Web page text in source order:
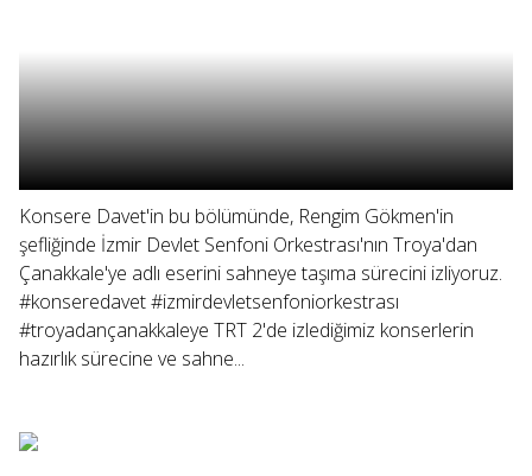
Konsere Davet'in bu bölümünde, Rengim Gökmen'in
şefliğinde İzmir Devlet Senfoni Orkestrası'nın Troya'dan
Çanakkale'ye adlı eserini sahneye taşıma sürecini izliyoruz.
#konseredavet #izmirdevletsenfoniorkestrası
#troyadançanakkaleye TRT 2'de izlediğimiz konserlerin
hazırlık sürecine ve sahne...